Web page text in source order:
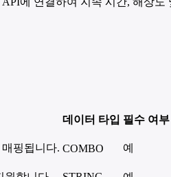
데이터 타입 필수 여부
매핑됩니다. COMBO 예